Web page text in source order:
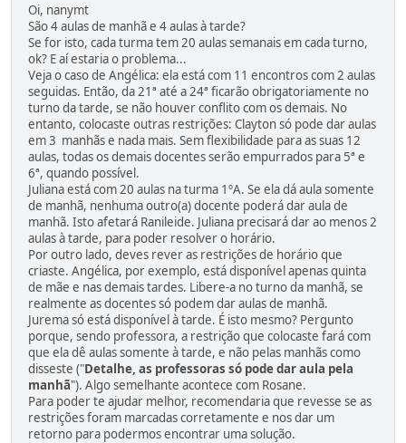
Oi, nanymt
São 4 aulas de manhã e 4 aulas à tarde?
Se for isto, cada turma tem 20 aulas semanais em cada turno,
ok? E aí estaria o problema...
Veja o caso de Angélica: ela está com 11 encontros com 2 aulas
seguidas. Então, da 21ª até a 24ª ficarão obrigatoriamente no
turno da tarde, se não houver conflito com os demais. No
entanto, colocaste outras restrições: Clayton só pode dar aulas
em 3 manhãs e nada mais. Sem flexibilidade para as suas 12
aulas, todas os demais docentes serão empurrados para 5ª e
6ª, quando possível.
Juliana está com 20 aulas na turma 1ºA. Se ela dá aula somente
de manhã, nenhuma outro(a) docente poderá dar aula de
manhã. Isto afetará Ranileide. Juliana precisará dar ao menos 2
aulas à tarde, para poder resolver o horário.
Por outro lado, deves rever as restrições de horário que
criaste. Angélica, por exemplo, está disponível apenas quinta
de mãe e nas demais tardes. Libere-a no turno da manhã, se
realmente as docentes só podem dar aulas de manhã.
Jurema só está disponível à tarde. É isto mesmo? Pergunto
porque, sendo professora, a restrição que colocaste fará com
que ela dê aulas somente à tarde, e não pelas manhãs como
disseste ("Detalhe, as professoras só pode dar aula pela
manhã"). Algo semelhante acontece com Rosane.
Para poder te ajudar melhor, recomendaria que revesse se as
restrições foram marcadas corretamente e nos dar um
retorno para podermos encontrar uma solução.